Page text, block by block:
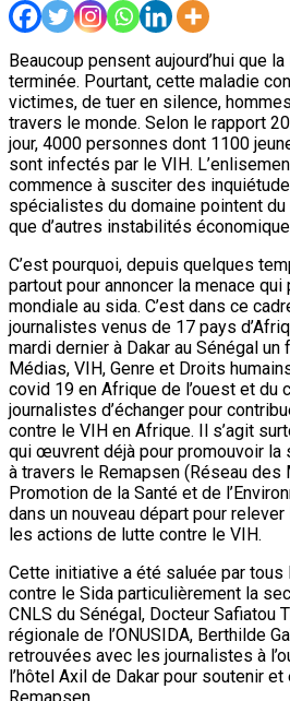
Beaucoup pensent aujourd’hui que
terminée. Pourtant, cette maladie
victimes, de tuer en silence,
travers le monde. Selon le rapport
jour, 4000 personnes dont 1100
sont infectés par le VIH.
commence à susciter des
spécialistes du domaine pointent
que d’autres instabilités
C’est pourquoi, depuis quelques
partout pour annoncer la menace
mondiale au sida. C’est dans ce
journalistes venus de 17 pays
mardi dernier à Dakar au Sénégal
Médias, VIH, Genre et Droits
covid 19 en Afrique de l’ouest et du
journalistes d’échanger pour
contre le VIH en Afrique. Il s’agit
qui œuvrent déjà pour promouvoir la
à travers le Remapsen (Réseau
Promotion de la Santé et de
dans un nouveau départ pour
les actions de lutte contre le VIH.
Cette initiative a été saluée par
contre le Sida particulièrement la
CNLS du Sénégal, Docteur Safiatou
régionale de l’ONUSIDA, Berthilde
retrouvées avec les journalistes à
l’hôtel Axil de Dakar pour soutenir
Remapsen.